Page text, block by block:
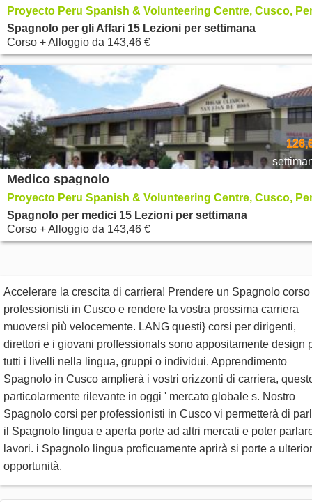
Proyecto Peru Spanish & Volunteering Centre, Cusco,
Spagnolo per gli Affari 15 Lezioni per settimana
Corso + Alloggio da 143,46 €
Medico spagnolo
Proyecto Peru Spanish & Volunteering Centre, Cusco,
Spagnolo per medici 15 Lezioni per settimana
Corso + Alloggio da 143,46 €
Accelerare la crescita di carriera! Prendere un Spagnolo corso
professionisti in Cusco e rendere la vostra prossima carriera
muoversi più velocemente. LANG questi} corsi per dirigenti,
direttori e i giovani proffessionals sono appositamente design
tutti i livelli nella lingua, gruppi o individui. Apprendimento
Spagnolo in Cusco amplierà i vostri orizzonti di carriera,
particolarmente rilevante in oggi ' mercato globale s. Nostro
Spagnolo corsi per professionisti in Cusco vi permetterà di
il Spagnolo lingua e aperta porte ad altri mercati e poter
lavori. i Spagnolo lingua proficuamente aprirà si porte a
opportunità.